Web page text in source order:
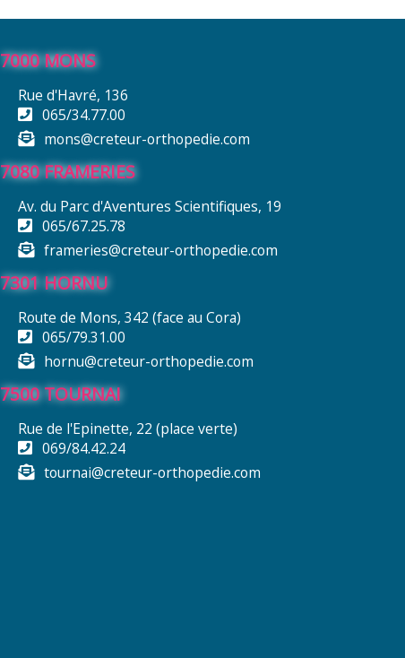
7000 MONS
Rue d'Havré, 136
065/34.77.00
mons@creteur-orthopedie.com
7080 FRAMERIES
Av. du Parc d'Aventures Scientifiques, 19
065/67.25.78
frameries@creteur-orthopedie.com
7301 HORNU
Route de Mons, 342 (face au Cora)
065/79.31.00
hornu@creteur-orthopedie.com
7500 TOURNAI
Rue de l'Epinette, 22 (place verte)
069/84.42.24
tournai@creteur-orthopedie.com